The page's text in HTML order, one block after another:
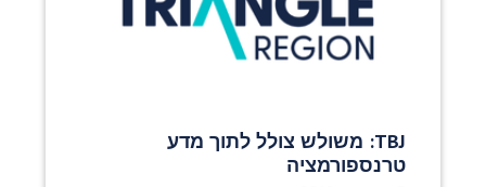
TBJ: משולש צולל לתוך מדע
טרנספורמציה